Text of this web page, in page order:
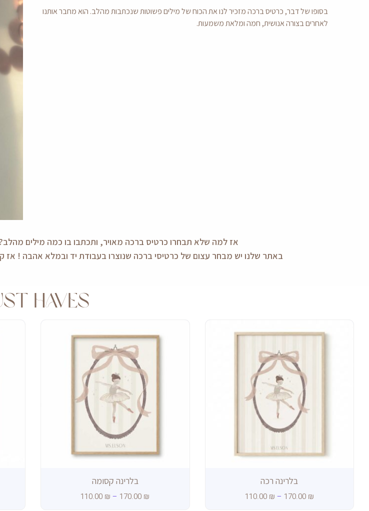
בסופו של דבר, כרטיס ברכה מזכיר לנו את הכוח של מילים פשוטות שנכתבות מהלב. הוא מחבר אותנו
לאחרים בצורה אנושית, חמה ומלאת משמעות.
אז למה שלא תבחרו כרטיס ברכה מאויר, ותכתבו בו כמה מילים
באתר שלנו יש מבחר עצום של כרטיסי ברכה שנוצרו בעבודת יד ובמלא אהבה ! אז
haves
בלרינה רכה
110.00 ₪ – 170.00 ₪
מחירים:
בלרינה קסומה
110.00 ₪ – 170.00 ₪
⁦110.00 ₪⁩